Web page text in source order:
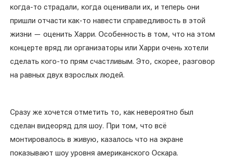
когда-то страдали, когда оценивали их, и теперь они
пришли отчасти как-то навести справедливость в этой
жизни — оценить Харри. Особенность в том, что на этом
концерте вряд ли организаторы или Харри очень хотели
сделать кого-то прям счастливым. Это, скорее, разговор
на равных двух взрослых людей.
Сразу же хочется отметить то, как невероятно был
сделан видеоряд для шоу. При том, что всё
монтировалось в живую, казалось что на экране
показывают шоу уровня американского Оскара.